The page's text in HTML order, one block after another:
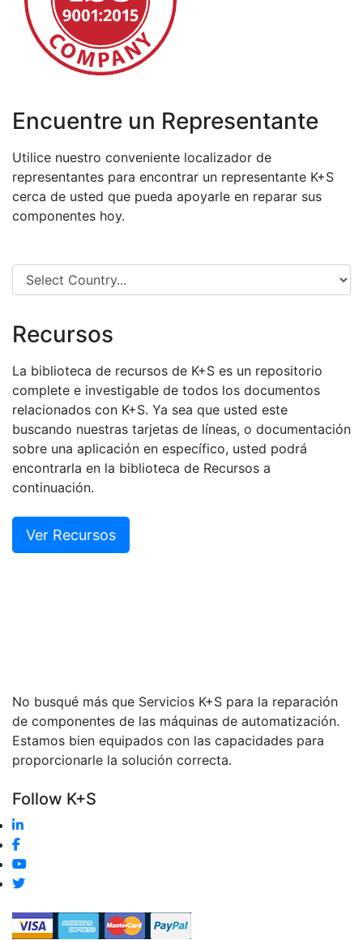
Encuentre un Representante
Utilice nuestro conveniente localizador de
representantes para encontrar un representante K+S
cerca de usted que pueda apoyarle en reparar sus
componentes hoy.
Recursos
La biblioteca de recursos de K+S es un repositorio
complete e investigable de todos los documentos
relacionados con K+S. Ya sea que usted este
buscando nuestras tarjetas de líneas, o documentación
sobre una aplicación en específico, usted podrá
encontrarla en la biblioteca de Recursos a
continuación.
Ver Recursos
No busqué más que Servicios K+S para la reparación
de componentes de las máquinas de automatización.
Estamos bien equipados con las capacidades para
proporcionarle la solución correcta.
Follow K+S